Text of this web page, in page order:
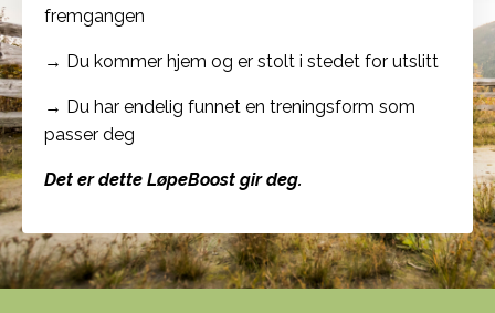
fremgangen
→ Du kommer hjem og er stolt i stedet for utslitt
→ Du har endelig funnet en treningsform som
passer deg
Det er dette LøpeBoost gir deg.